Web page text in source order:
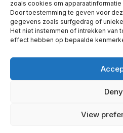
zoals cookies om
Door toestemming te geven voor
gegevens zoals surfgedrag of
Het niet instemmen of intrekken van
effect hebben op bepaalde
Deny
View
Contact